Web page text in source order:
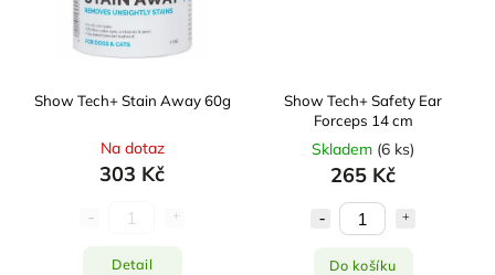
Show Tech+ Stain Away 60g
Na dotaz
303 Kč
Detail
Show Tech+ Safety Ear
Forceps 14 cm
Skladem (6 ks)
265 Kč
Do košíku